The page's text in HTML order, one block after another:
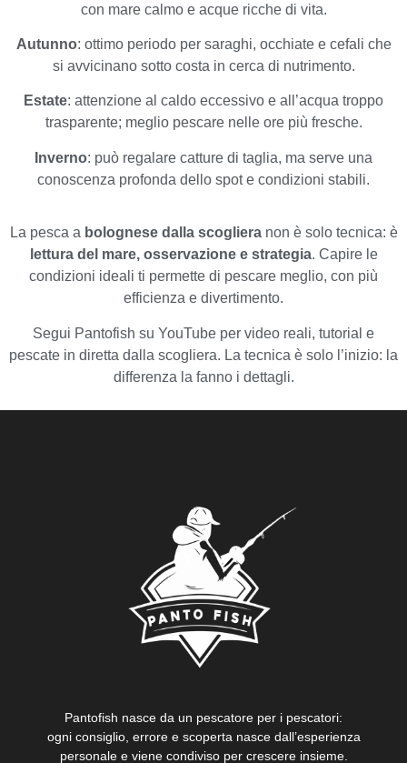
con mare calmo e acque ricche di vita.
Autunno: ottimo periodo per saraghi, occhiate e cefali che
si avvicinano sotto costa in cerca di nutrimento.
Estate: attenzione al caldo eccessivo e all’acqua troppo
trasparente; meglio pescare nelle ore più fresche.
Inverno: può regalare catture di taglia, ma serve una
conoscenza profonda dello spot e condizioni stabili.
La pesca a bolognese dalla scoglieranon è solo tecnica: è
lettura del mare, osservazione e strategia. Capire le
condizioni ideali ti permette di pescare meglio, con più
efficienza e divertimento.
Segui Pantofish su YouTube per video reali, tutorial e
pescate in diretta dalla scogliera. La tecnica è solo l’inizio: la
differenza la fanno i dettagli.
Pantofish nasce da un pescatore per i pescatori:
ogni consiglio, errore e scoperta nasce dall’esperienza
personale e viene condiviso per crescere insieme.